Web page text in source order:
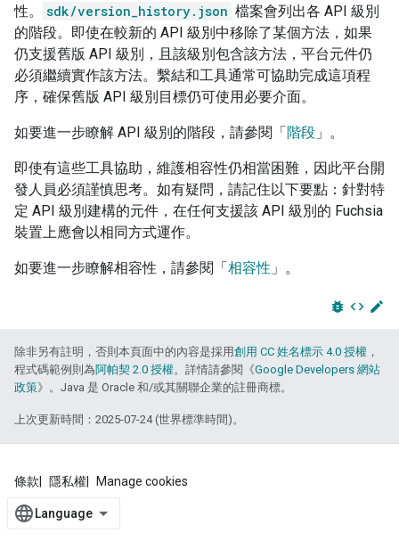
性。
sdk/version_history.json 檔案會列出各 API 級別
的階段。即使在較新的 API 級別中移除了某個方法，如果
仍支援舊版 API 級別，且該級別包含該方法，平台元件仍
必須繼續實作該方法。繫結和工具通常可協助完成這項程
序，確保舊版 API 級別目標仍可使用必要介面。
如要進一步瞭解 API 級別的階段，請參閱「階段 」。
即使有這些工具協助，維護相容性仍相當困難，因此平台開
發人員必須謹慎思考。如有疑問，請記住以下要點：針對特
定 API 級別建構的元件，在任何支援該 API 級別的 Fuchsia
裝置上應會以相同方式運作。
如要進一步瞭解相容性，請參閱「相容性 」。
bug_report code edit
除非另有註明，否則本頁面中的內容是採用創用 CC 姓名標示 4.0 授權 ，
程式碼範例則為阿帕契 2.0 授權。詳情請參閱《Google Developers 網站
政策》。Java 是 Oracle 和/或其關聯企業的註冊商標。
上次更新時間：2025-07-24 (世界標準時間)。
條款 隱私權 Manage cookies